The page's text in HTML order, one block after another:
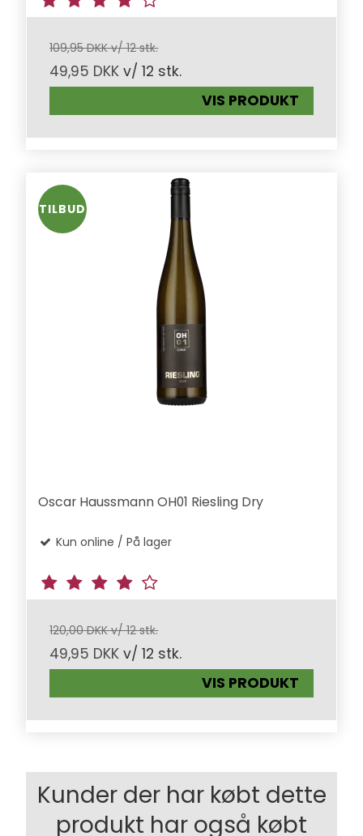
109,95 DKK v/ 12 stk.
49,95 DKK v/ 12 stk.
VIS PRODUKT
TILBUD
Oscar Haussmann OH01 Riesling Dry
Kun online / På lager
120,00 DKK v/ 12 stk.
49,95 DKK v/ 12 stk.
VIS PRODUKT
Kunder der har købt dette
produkt har også købt